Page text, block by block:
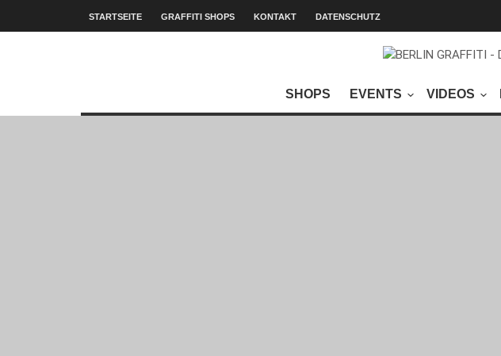
STARTSEITE GRAFFITI SHOPS KONTAKT DATENSCHUTZ
SHOPS EVENTS VIDEOS